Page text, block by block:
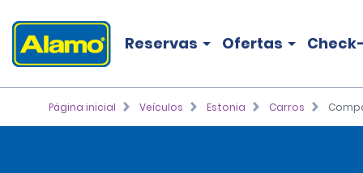
Reservas Ofertas
Página inicial Veículos Estonia Carros